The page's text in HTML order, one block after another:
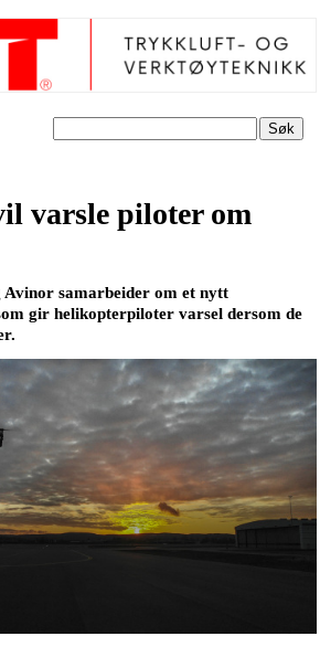
Søk
varsle piloter om
Avinor samarbeider om et nytt
gir helikopterpiloter varsel dersom de